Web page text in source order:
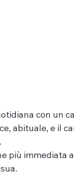
con un
abituale, e il
più immediata